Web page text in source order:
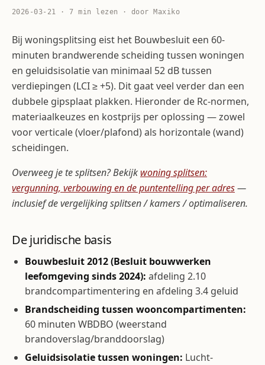
2026-03-21 · 7 min lezen · door Maxiko
Bij woningsplitsing eist het Bouwbesluit een 60-
minuten brandwerende scheiding tussen woningen
en geluidsisolatie van minimaal 52 dB tussen
verdiepingen (LCI ≥ +5). Dit gaat veel verder dan een
dubbele gipsplaat plakken. Hieronder de Rc-normen,
materiaalkeuzes en kostprijs per oplossing — zowel
voor verticale (vloer/plafond) als horizontale (wand)
scheidingen.
Overweeg je te splitsen? Bekijk woning splitsen:
vergunning, verbouwing en de puntentelling per adres—
inclusief de vergelijking splitsen / kamers / optimaliseren.
De juridische basis
Bouwbesluit 2012 (Besluit bouwwerken
leefomgeving sinds 2024): afdeling 2.10
brandcompartimentering en afdeling 3.4 geluid
Brandscheiding tussen wooncompartimenten:
60 minuten WBDBO (weerstand
brandoverslag/branddoorslag)
Geluidsisolatie tussen woningen: Lucht-